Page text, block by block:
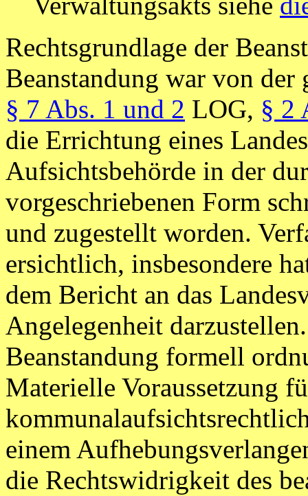
Rechtsgrundlage der
Beanstandung war von der
§ 7 Abs. 1 und 2 LOG, § 2
die Errichtung eines
Aufsichtsbehörde in der
vorgeschriebenen Form
und zugestellt worden.
ersichtlich, insbesondere
dem Bericht an das
Angelegenheit
Beanstandung formell
Materielle Voraussetzung
einem
die Rechtswidrigkeit des